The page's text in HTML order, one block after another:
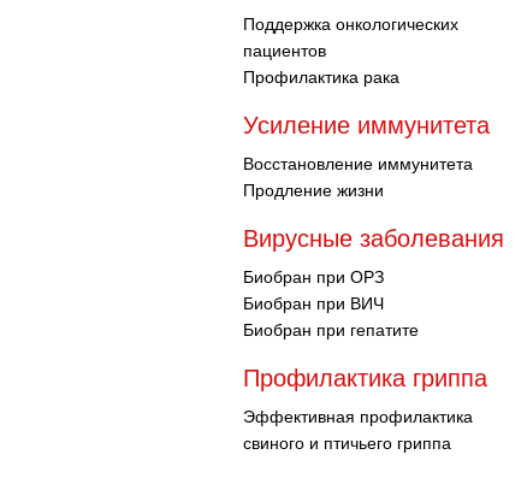
Поддержка онкологических
пациентов
Профилактика рака
Усиление иммунитета
Восстановление иммунитета
Продление жизни
Вирусные заболевания
Биобран при ОРЗ
Биобран при ВИЧ
Биобран при гепатите
Профилактика гриппа
Эффективная профилактика
свиного и птичьего гриппа